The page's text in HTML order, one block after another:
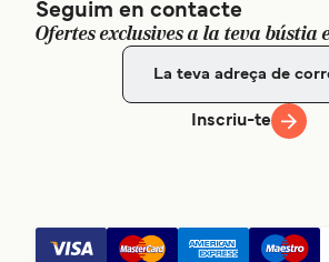
Seguim en contacte
Ofertes exclusives a la teva bústia
Inscriu-te